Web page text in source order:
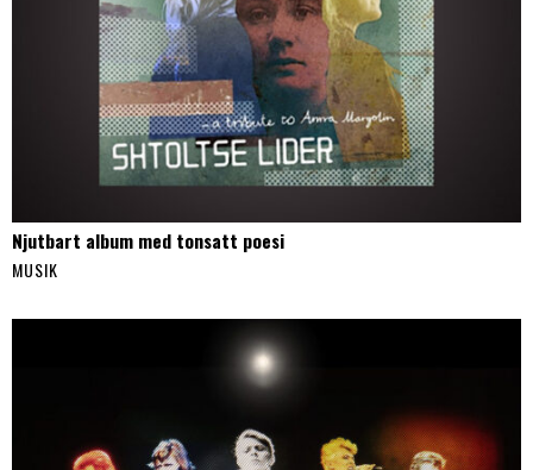
Njutbart album med tonsatt poesi
MUSIK